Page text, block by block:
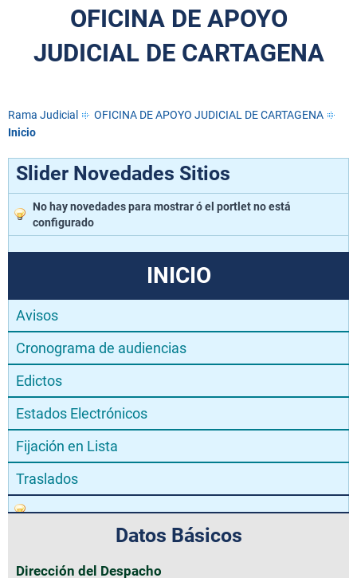
OFICINA DE APOYO
JUDICIAL DE CARTAGENA
Rama Judicial
OFICINA DE APOYO JUDICIAL DE CARTAGENA
Inicio
Slider Novedades Sitios
No hay novedades para mostrar ó el portlet no está
configurado
INICIO
Avisos
Cronograma de audiencias
Edictos
Estados Electrónicos
Fijación en Lista
Traslados
Datos Básicos
Dirección del Despacho